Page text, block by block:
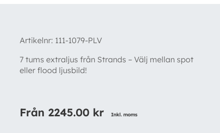
Artikelnr: 111-1079-PLV
7 tums extraljus från Strands – Välj mellan spot
eller flood ljusbild!
Från 2245.00 kr Inkl. moms